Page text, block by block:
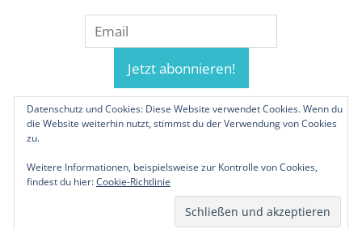
© 2019-2026 Familienunternehmen.eu. Alle
Rechte vorbehalten.
Datenschutz und Cookies: Diese Website verwendet Cookies. Wenn du
die Website weiterhin nutzt, stimmst du der Verwendung von Cookies
zu.
Weitere Informationen, beispielsweise zur Kontrolle von Cookies,
findest du hier:Cookie-Richtlinie